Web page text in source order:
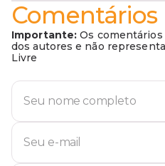
Comentários
Importante: Os
dos autores e não
Livre